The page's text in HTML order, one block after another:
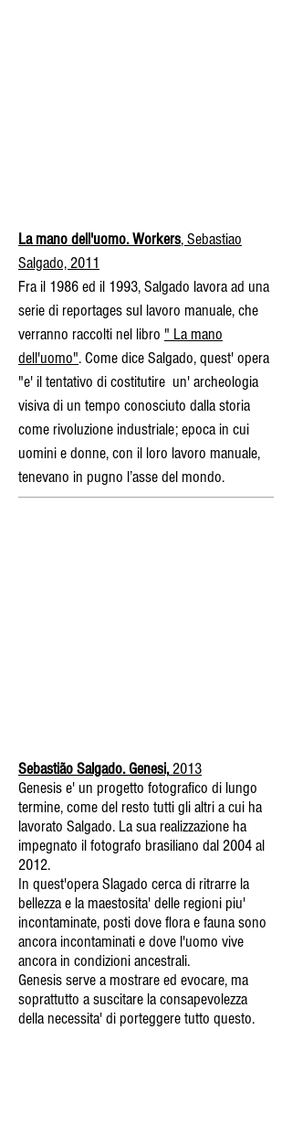
La mano dell'uomo. Workers, Sebastiao
Salgado, 2011
Fra il 1986 ed il 1993, Salgado lavora ad una
serie di reportages sul lavoro manuale, che
verranno raccolti nel libro " La mano
dell'uomo". Come dice Salgado, quest' opera
"e' il tentativo di costitutire un' archeologia
visiva di un tempo conosciuto dalla storia
come rivoluzione industriale; epoca in cui
uomini e donne, con il loro lavoro manuale,
tenevano in pugno l’asse del mondo.
Sebastião Salgado. Genesi,2013
Genesis e' un progetto fotografico di lungo
termine, come del resto tutti gli altri a cui ha
lavorato Salgado. La sua realizzazione ha
impegnato il fotografo brasiliano dal 2004 al
2012.
In quest'opera Slagado cerca di ritrarre la
bellezza e la maestosita' delle regioni piu'
incontaminate, posti dove flora e fauna sono
ancora incontaminati e dove l'uomo vive
ancora in condizioni ancestrali.
Genesis serve a mostrare ed evocare, ma
soprattutto a suscitare la consapevolezza
della necessita' di porteggere tutto questo.